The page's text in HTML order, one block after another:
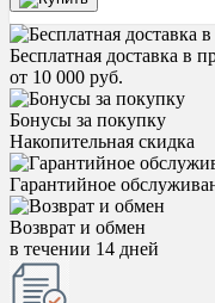
Бесплатная доставка в
от 10 000 руб.
Бонусы за покупку
Накопительная скидка
Гарантийное
Возврат и обмен
в течении 14 дней